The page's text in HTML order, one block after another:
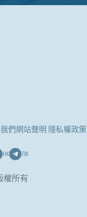
們網站聲明 隱私權政策
HK TW
權所有